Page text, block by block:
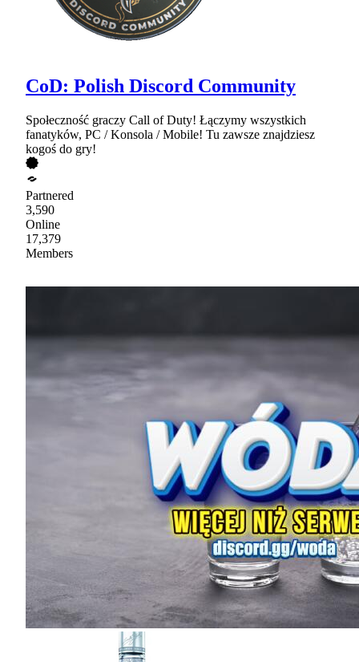
CoD: Polish Discord Community
Społeczność graczy Call of Duty! Łączymy wszystkich
fanatyków, PC / Konsola / Mobile! Tu zawsze znajdziesz
kogoś do gry!
Partnered
3,590
Online
17,379
Members